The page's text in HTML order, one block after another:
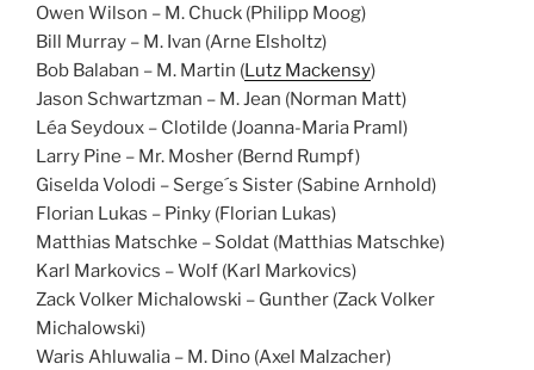
Owen Wilson – M. Chuck (Philipp Moog)
Bill Murray – M. Ivan (Arne Elsholtz)
Bob Balaban – M. Martin (Lutz Mackensy)
Jason Schwartzman – M. Jean (Norman Matt)
Léa Seydoux – Clotilde (Joanna-Maria Praml)
Larry Pine – Mr. Mosher (Bernd Rumpf)
Giselda Volodi – Serge´s Sister (Sabine Arnhold)
Florian Lukas – Pinky (Florian Lukas)
Matthias Matschke – Soldat (Matthias Matschke)
Karl Markovics – Wolf (Karl Markovics)
Zack Volker Michalowski – Gunther (Zack Volker
Michalowski)
Waris Ahluwalia – M. Dino (Axel Malzacher)